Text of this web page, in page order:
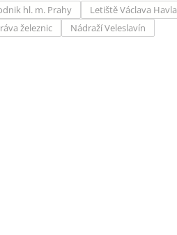
hl. m. Prahy Letiště Václava Havla
železnic Nádraží Veleslavín